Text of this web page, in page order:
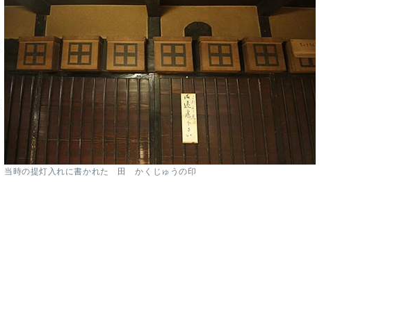
当時の提灯入れに書かれた 田 かくじゅうの印